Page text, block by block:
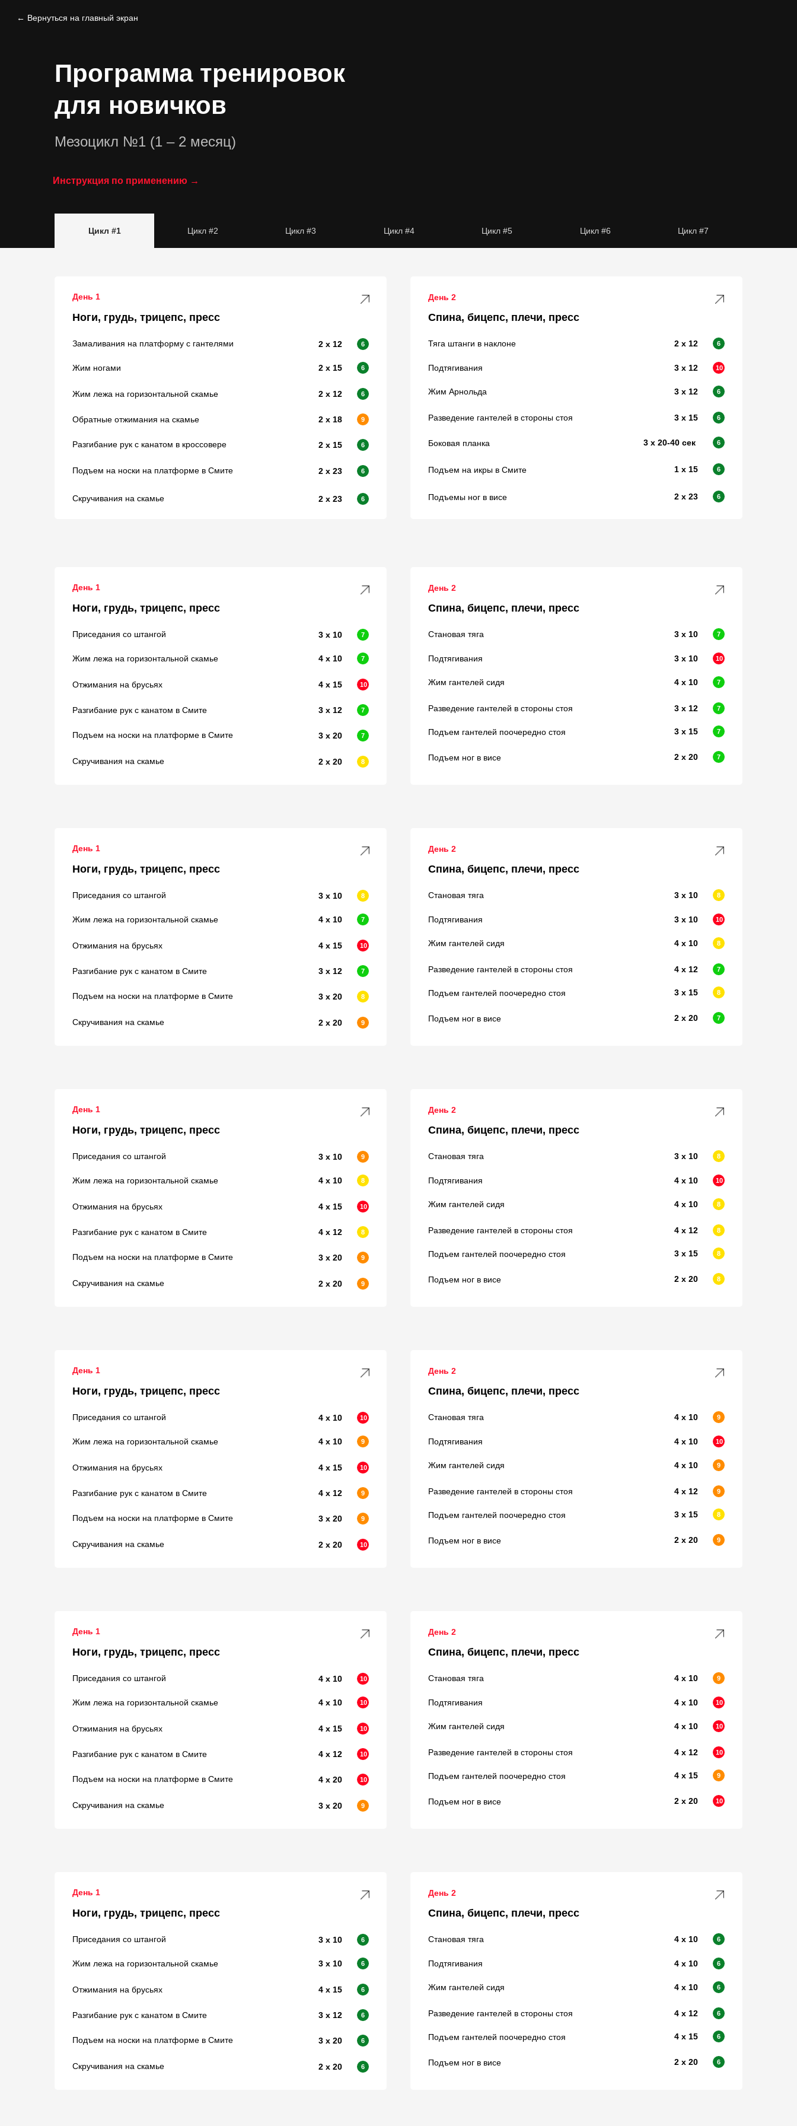
Программа тренировок
для новичков
Мезоцикл №1 (1 – 2 месяц)
Инструкция по применению →
← Вернуться на главный экран
Цикл #1 Цикл #2 Цикл #3 Цикл #4 Цикл #5 Цикл #6 Цикл #7
День 1
Ноги, грудь, трицепс, пресс
Замаливания на платформу с гантелями
Жим ногами
Жим лежа на горизонтальной скамье
Обратные отжимания на скамье
6
6
6
9
2 х 12
2 х 15
2 х 12
2 х 18
День 2
Спина, бицепс, плечи, пресс
Тяга штанги в наклоне
Подтягивания
Жим Арнольда
Разведение гантелей в стороны стоя
6
10
6
6
2 х 12
3 х 12
3 х 12
3 х 15
Боковая планка 6
3 х 20-40 сек
Разгибание рук с канатом в кроссовере 6
2 х 15
Подъем на носки на платформе в Смите 6
2 х 23 Подъем на икры в Смите 6
1 х 15
Скручивания на скамье 6
2 х 23 Подъемы ног в висе 6
2 х 23
День 1
Ноги, грудь, трицепс, пресс
Приседания со штангой
Жим лежа на горизонтальной скамье
Отжимания на брусьях
Разгибание рук с канатом в Смите
7
7
10
7
3 х 10
4 х 10
4 х 15
3 х 12
День 2
Спина, бицепс, плечи, пресс
Становая тяга
Подтягивания
Жим гантелей сидя
Разведение гантелей в стороны стоя
7
10
7
7
3 х 10
3 х 10
4 х 10
3 х 12
Подъем гантелей поочередно стоя 7
3 х 15
Подъем на носки на платформе в Смите 7
3 х 20
Скручивания на скамье 8
2 х 20 Подъем ног в висе 7
2 х 20
День 1
Ноги, грудь, трицепс, пресс
Приседания со штангой
Жим лежа на горизонтальной скамье
Отжимания на брусьях
Разгибание рук с канатом в Смите
8
7
10
7
3 х 10
4 х 10
4 х 15
3 х 12
День 2
Спина, бицепс, плечи, пресс
Становая тяга
Подтягивания
Жим гантелей сидя
Разведение гантелей в стороны стоя
8
10
8
7
3 х 10
3 х 10
4 х 10
4 х 12
Подъем гантелей поочередно стоя 8
3 х 15
Подъем на носки на платформе в Смите 8
3 х 20
Скручивания на скамье 9
2 х 20 Подъем ног в висе 7
2 х 20
День 1
Ноги, грудь, трицепс, пресс
Приседания со штангой
Жим лежа на горизонтальной скамье
Отжимания на брусьях
Разгибание рук с канатом в Смите
9
8
10
8
3 х 10
4 х 10
4 х 15
4 х 12
День 2
Спина, бицепс, плечи, пресс
Становая тяга
Подтягивания
Жим гантелей сидя
Разведение гантелей в стороны стоя
8
10
8
8
3 х 10
4 х 10
4 х 10
4 х 12
Подъем гантелей поочередно стоя 8
3 х 15
Подъем на носки на платформе в Смите 9
3 х 20
Скручивания на скамье 9
2 х 20 Подъем ног в висе 8
2 х 20
День 1
Ноги, грудь, трицепс, пресс
Приседания со штангой
Жим лежа на горизонтальной скамье
Отжимания на брусьях
Разгибание рук с канатом в Смите
10
9
10
9
4 х 10
4 х 10
4 х 15
4 х 12
День 2
Спина, бицепс, плечи, пресс
Становая тяга
Подтягивания
Жим гантелей сидя
Разведение гантелей в стороны стоя
9
10
9
9
4 х 10
4 х 10
4 х 10
4 х 12
Подъем гантелей поочередно стоя 8
3 х 15
Подъем на носки на платформе в Смите 9
3 х 20
Скручивания на скамье 10
2 х 20 Подъем ног в висе 9
2 х 20
День 1
Ноги, грудь, трицепс, пресс
Приседания со штангой
Жим лежа на горизонтальной скамье
Отжимания на брусьях
Разгибание рук с канатом в Смите
10
10
10
10
4 х 10
4 х 10
4 х 15
4 х 12
День 2
Спина, бицепс, плечи, пресс
Становая тяга
Подтягивания
Жим гантелей сидя
Разведение гантелей в стороны стоя
9
10
10
10
4 х 10
4 х 10
4 х 10
4 х 12
Подъем гантелей поочередно стоя 9
4 х 15
Подъем на носки на платформе в Смите 10
4 х 20
Скручивания на скамье 9
3 х 20 Подъем ног в висе 10
2 х 20
День 1
Ноги, грудь, трицепс, пресс
Приседания со штангой
Жим лежа на горизонтальной скамье
Отжимания на брусьях
Разгибание рук с канатом в Смите
6
6
6
6
3 х 10
3 х 10
4 х 15
3 х 12
День 2
Спина, бицепс, плечи, пресс
Становая тяга
Подтягивания
Жим гантелей сидя
Разведение гантелей в стороны стоя
6
6
6
6
4 х 10
4 х 10
4 х 10
4 х 12
Подъем гантелей поочередно стоя 6
4 х 15
Подъем на носки на платформе в Смите 6
3 х 20
Скручивания на скамье 6
2 х 20 Подъем ног в висе 6
2 х 20